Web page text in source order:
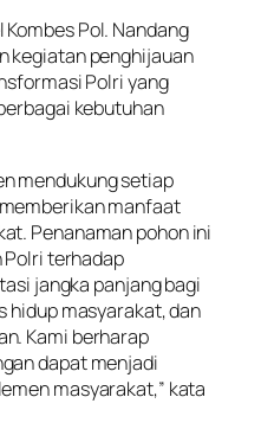
Pol. Nandang
kegiatan penghijauan
Polri yang
kebutuhan
mendukung setiap
manfaat
Penanaman pohon ini
terhadap
jangka panjang bagi
hidup masyarakat, dan
Kami berharap
dapat menjadi
masyarakat,” kata